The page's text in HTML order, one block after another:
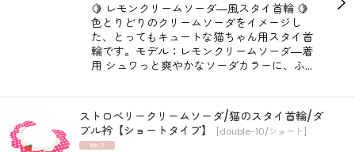
🍋 レモンクリームソーダ―風スタイ首輪 🍋
色とりどりのクリームソーダをイメージし
た、とってもキュートな猫ちゃん用スタイ首
輪です。モデル：レモンクリームソーダ―着
用 シュワっと爽やかなソーダカラーに、ふ…
ストロベリークリームソーダ/猫のスタイ首輪/ダ
ブル衿【ショートタイプ】
[double-10/ショート]